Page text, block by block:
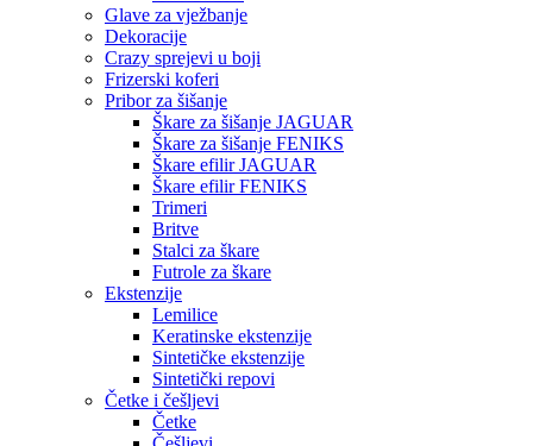
Glave za vježbanje
Dekoracije
Crazy sprejevi u boji
Frizerski koferi
Pribor za šišanje
Škare za šišanje JAGUAR
Škare za šišanje FENIKS
Škare efilir JAGUAR
Škare efilir FENIKS
Trimeri
Britve
Stalci za škare
Futrole za škare
Ekstenzije
Lemilice
Keratinske ekstenzije
Sintetičke ekstenzije
Sintetički repovi
Četke i češljevi
Četke